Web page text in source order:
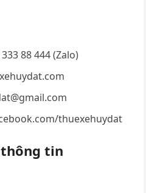
88 444 (Zalo)
thuexehuydat
thông tin